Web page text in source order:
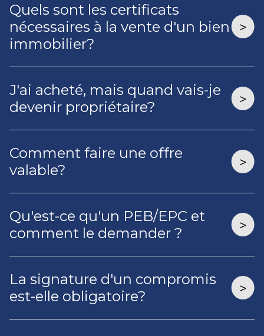
Quels sont les certificats
nécessaires à la vente d'un bien
immobilier?
J'ai acheté, mais quand vais-je
devenir propriétaire?
Comment faire une offre
valable?
Qu'est-ce qu'un PEB/EPC et
comment le demander ?
La signature d'un compromis
est-elle obligatoire?